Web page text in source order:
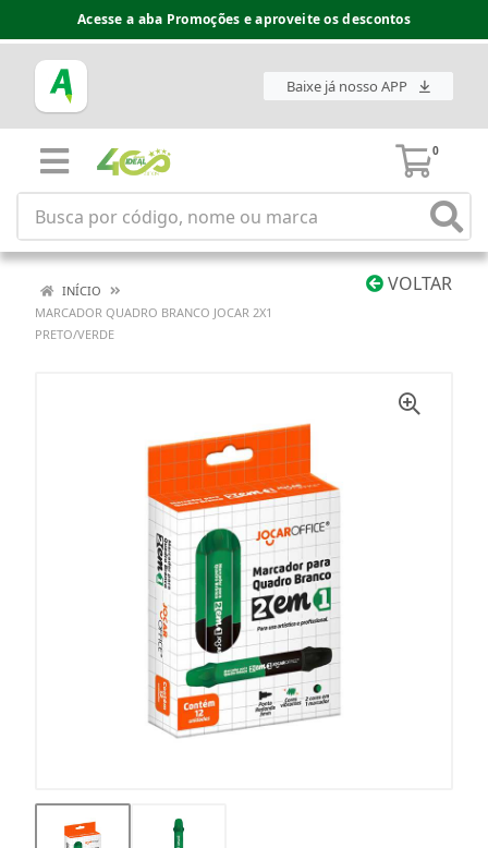
Acesse a aba Promoções e aproveite os descontos
Baixe já nosso APP
0
VOLTAR
INÍCIO
MARCADOR QUADRO BRANCO JOCAR 2X1
PRETO/VERDE